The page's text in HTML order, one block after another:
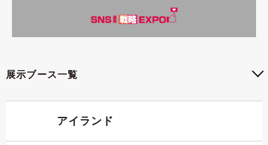
展示ブース一覧
アイランド